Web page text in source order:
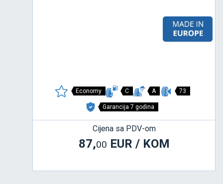
Economy C A 73
Garancija 7 godina
Cijena sa PDV-om
87,00 EUR / KOM